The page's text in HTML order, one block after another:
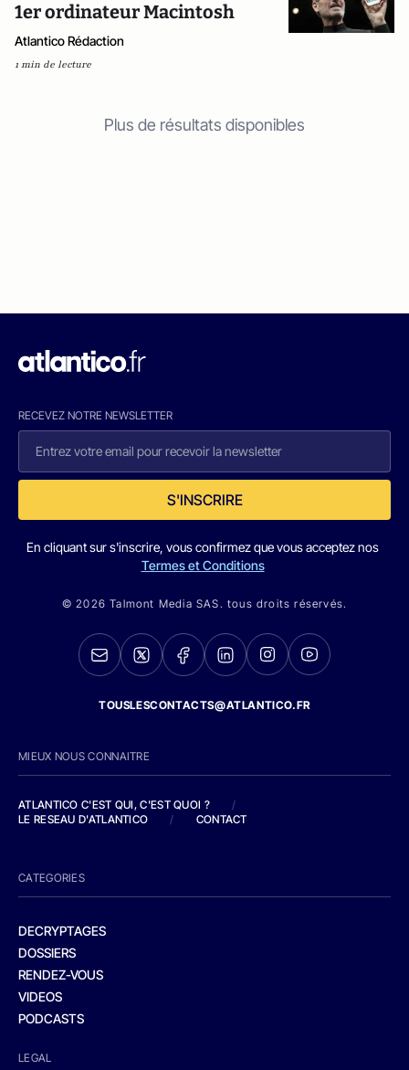
1er ordinateur Macintosh
Atlantico Rédaction
1 min de lecture
Plus de résultats disponibles
RECEVEZ NOTRE NEWSLETTER
S'INSCRIRE
En cliquant sur s'inscrire, vous confirmez que vous acceptez nos
Termes et Conditions
© 2026 Talmont Media SAS. tous droits réservés.
TOUSLESCONTACTS@ATLANTICO.FR
MIEUX NOUS CONNAITRE
ATLANTICO C'EST QUI, C'EST QUOI ?
/
LE RESEAU D'ATLANTICO
/ CONTACT
CATEGORIES
DECRYPTAGES
DOSSIERS
RENDEZ-VOUS
VIDEOS
PODCASTS
LEGAL